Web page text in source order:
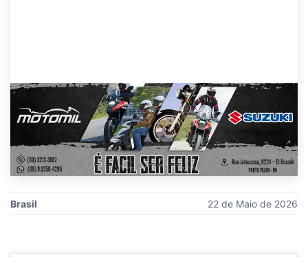
Brasil 22 de Maio de 2026